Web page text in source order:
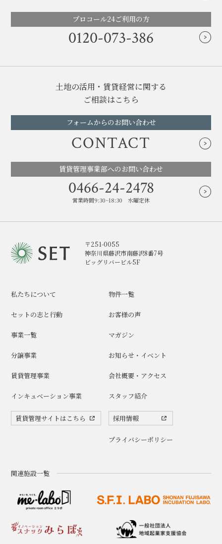
プロコール24ご利用の方
0120-073-386
土地の活用・賃貸経営に関する
ご相談はこちら
フォームからのお問い合わせ
CONTACT
賃貸管理事業部へのお問い合わせ
0466-24-2478
営業時間9:30~18:30 水曜定休
〒251-0055
神奈川県藤沢市南藤沢8番7号
ビッグリバービル5F
私たちについて
セットの志と行動
事業一覧
分譲事業
賃貸管理事業
インキュベーション事業
賃貸管理サイトはこちら
物件一覧
お客様の声
マガジン
お知らせ・イベント
会社概要・アクセス
スタッフ紹介
採用情報
プライバシーポリシー
関連施設一覧